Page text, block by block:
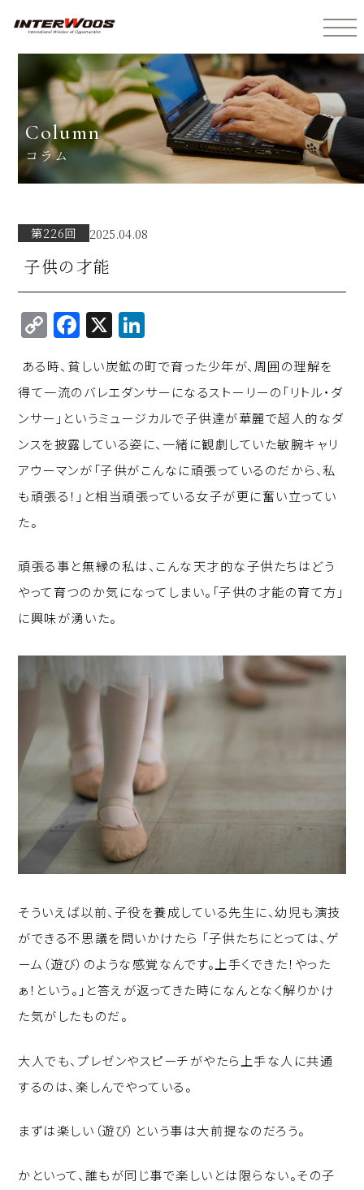
column
コラム
第226回 2025.04.08
子供の才能
C
o
p
y
Li
n
k
F
a
c
e
b
o
o
k
X
k
e
d
I
n
ある時、貧しい炭鉱の町で育った少年が、周囲の理解を
得て一流のバレエダンサーになるストーリーの「リトル・ダ
ンサー」というミュージカルで子供達が華麗で超人的なダ
ンスを披露している姿に、一緒に観劇していた敏腕キャリ
アウーマンが「子供がこんなに頑張っているのだから、私
も頑張る！」と相当頑張っている女子が更に奮い立ってい
た。
頑張る事と無縁の私は、こんな天才的な子供たちはどう
やって育つのか気になってしまい。「子供の才能の育て方」
に興味が湧いた。
そういえば以前、子役を養成している先生に、幼児も演技
ができる不思議を問いかけたら 「子供たちにとっては、ゲ
ーム（遊び）のような感覚なんです。上手くできた！やった
ぁ！という。」と答えが返ってきた時になんとなく解りかけ
た気がしたものだ。
大人でも、プレゼンやスピーチがやたら上手な人に共通
するのは、楽しんでやっている。
まずは楽しい（遊び）という事は大前提なのだろう。
かといって、誰もが同じ事で楽しいとは限らない。その子